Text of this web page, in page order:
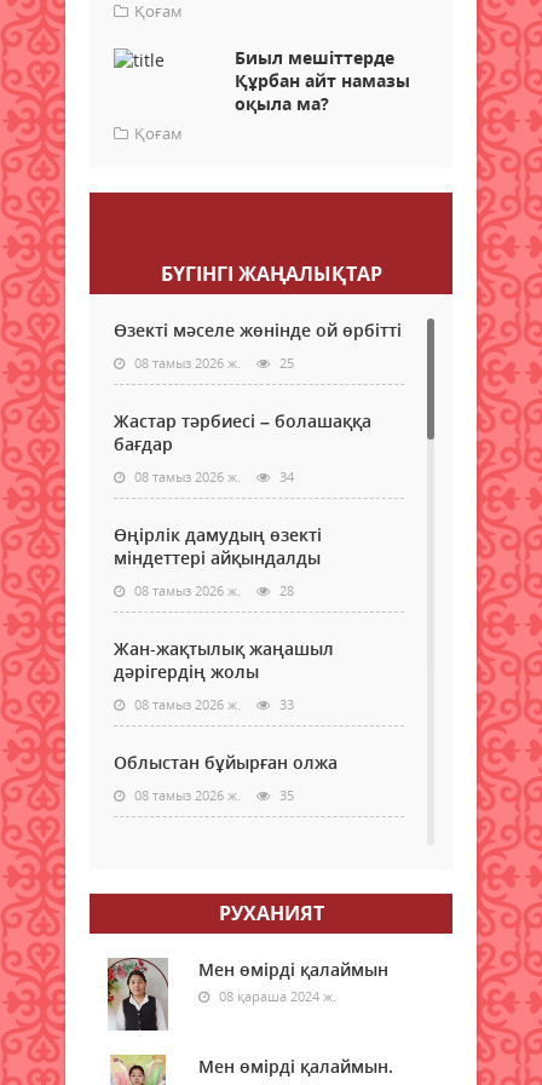
Қоғам
Биыл мешіттерде
Құрбан айт намазы
оқыла ма?
Қоғам
БҮГІНГI ЖАҢАЛЫҚТАР
Өзекті мәселе жөнінде ой өрбітті
08 тамыз 2026 ж. 25
Жастар тәрбиесі – болашаққа
бағдар
08 тамыз 2026 ж. 34
Өңірлік дамудың өзекті
міндеттері айқындалды
08 тамыз 2026 ж. 28
Жан-жақтылық жаңашыл
дәрігердің жолы
08 тамыз 2026 ж. 33
Облыстан бұйырған олжа
08 тамыз 2026 ж. 35
08 тамыз 2026 ж. 36
Тағылымға толы сыр-сұхбат
08 тамыз 2026 ж. 40
Мерейі үстем мәдени мекен
РУХАНИЯТ
Мен өмірді қалаймын
08 қараша 2024 ж.
Мен өмірді қалаймын.